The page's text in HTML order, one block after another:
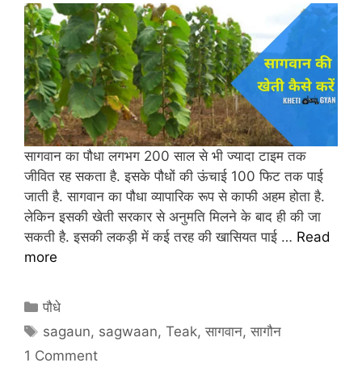
सागवान का पौधा लगभग 200 साल से भी ज्यादा टाइम तक
जीवित रह सकता है. इसके पौधों की ऊंचाई 100 फिट तक पाई
जाती है. सागवान का पौधा व्यापारिक रूप से काफी अहम होता है.
लेकिन इसकी खेती सरकार से अनुमति मिलने के बाद ही की जा
सकती है. इसकी लकड़ी में कई तरह की खासियत पाई … Read
more
C
a
पौधे
T
a
sagaun, sagwaan,Teak,सागवान,सागौन
1 Comment